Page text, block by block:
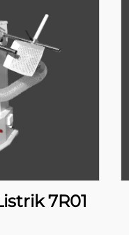
7R01